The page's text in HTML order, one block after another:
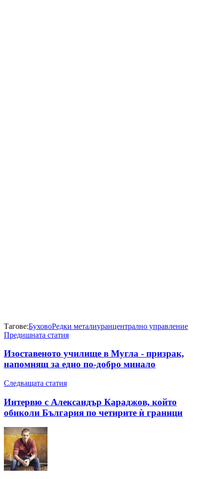
Тагове:БуховоРедки металиуранцентрално управление
Предишната статия
Изоставеното училище в Мугла - призрак,
напомнящ за едно по-добро минало
Следващата статия
Интервю с Александър Караджов, който
обиколи България по четирите ѝ граници